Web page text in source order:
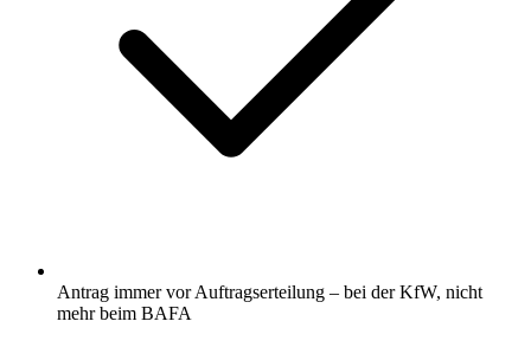
Antrag immer vor Auftragserteilung – bei der KfW, nicht
mehr beim BAFA